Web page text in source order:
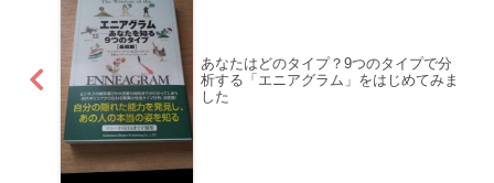
あなたはどのタイプ？9つのタイプで分
析する「エニアグラム」をはじめてみま
した